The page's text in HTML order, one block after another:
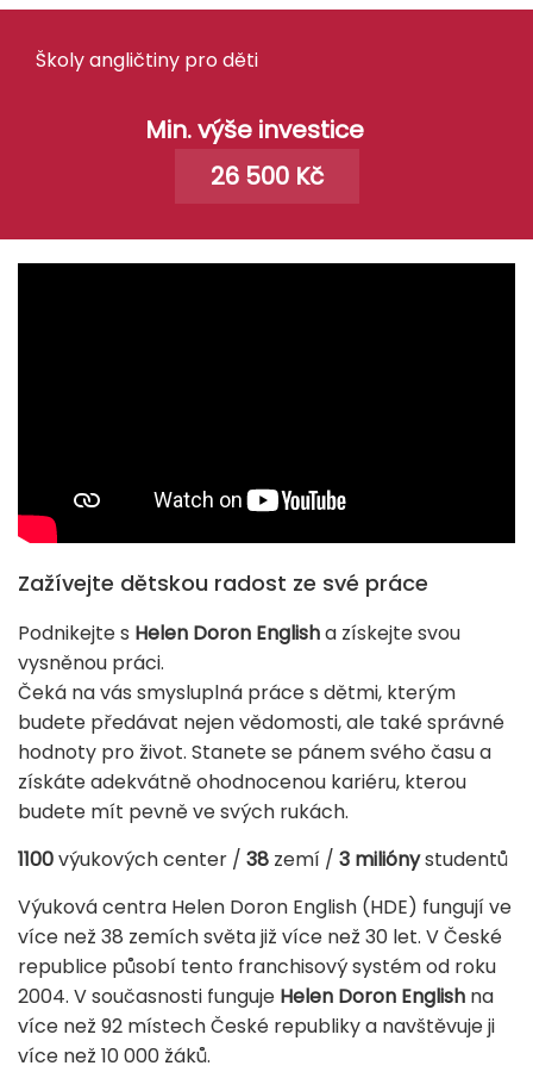
Školy angličtiny pro děti
Min. výše investice
26 500 Kč
Zažívejte dětskou radost ze své práce
Podnikejte s Helen Doron Englisha získejte svou
vysněnou práci.
Čeká na vás smysluplná práces dětmi, kterým
budete předávat nejen vědomosti, ale také správné
hodnoty pro život. Stanete se pánem svého času a
získáte adekvátněohodnocenou kariéru, kterou
budete mít pevně ve svých rukách.
1100výukových center / 38 zemí / 3 miliónystudentů
Výuková centra Helen Doron English (HDE) fungují ve
více než 38 zemích světa již více než 30 let. V České
republice působí tento franchisový systém od roku
2004. V současnosti funguje Helen Doron English na
více než 92 místech České republiky a navštěvuje ji
více než 10 000 žáků.